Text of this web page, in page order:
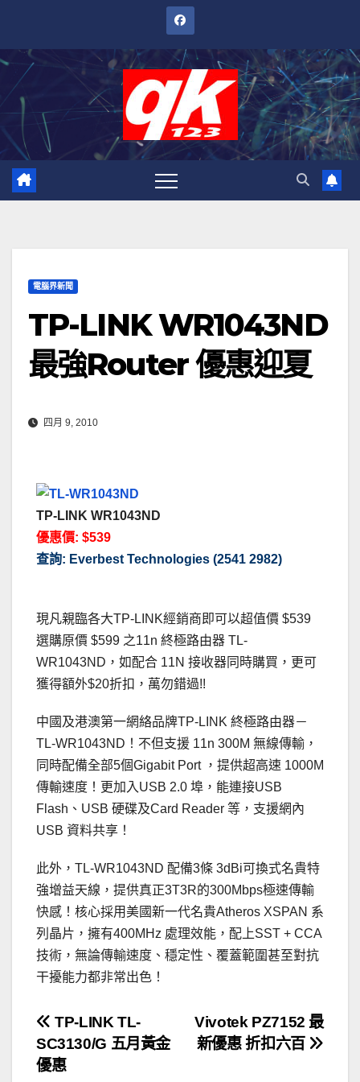
內
電腦界新聞
TP-LINK WR1043ND
最強Router 優惠迎夏
四月 9, 2010
TP-LINK WR1043ND
優惠價: $539
查詢: Everbest Technologies (2541 2982)
現凡親臨各大TP-LINK經銷商即可以超值價 $539
選購原價 $599 之11n 終極路由器 TL-
WR1043ND，如配合 11N 接收器同時購買，更可
獲得額外$20折扣，萬勿錯過!!
中國及港澳第一網絡品牌TP-LINK 終極路由器－
TL-WR1043ND！不但支援 11n 300M 無線傳輸，
同時配備全部5個Gigabit Port ，提供超高速 1000M
傳輸速度！更加入USB 2.0 埠，能連接USB
Flash、USB 硬碟及Card Reader 等，支援網內
USB 資料共享！
此外，TL-WR1043ND 配備3條 3dBi可換式名貴特
強增益天線，提供真正3T3R的300Mbps極速傳輸
快感！核心採用美國新一代名貴Atheros XSPAN 系
列晶片，擁有400MHz 處理效能，配上SST + CCA
技術，無論傳輸速度、穩定性、覆蓋範圍甚至對抗
干擾能力都非常出色！
文
章
Vivotek PZ7152 最
新優惠 折扣六百
TP-LINK TL-
SC3130/G 五月黃金
優惠